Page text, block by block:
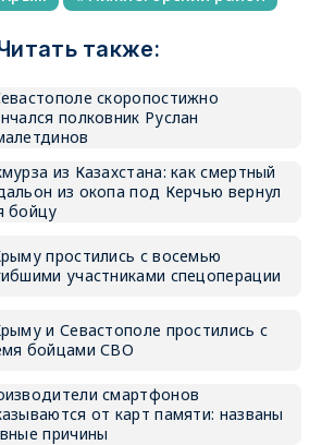
также:
скоропостижно
полковник Руслан
из Казахстана: как смертный
из окопа под Керчью вернул
бойцу
простились с восемью
участниками спецоперации
и Севастополе простились с
бойцами СВО
смартфонов
от карт памяти: названы
причины